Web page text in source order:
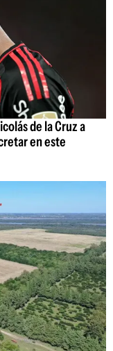
de la Cruz a
en este